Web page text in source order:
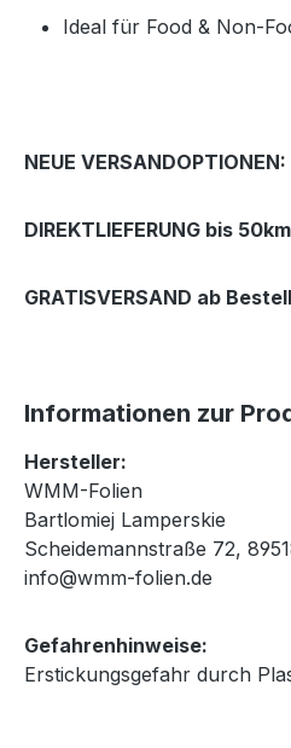
Ideal für Food &
NEUE VERSANDOPTIONEN:
DIREKTLIEFERUNG bis
GRATISVERSAND ab
Informationen zur
Hersteller:
WMM-Folien
Bartlomiej Lamperskie
Scheidemannstraße 72,
info@wmm-folien.de
Gefahrenhinweise:
Erstickungsgefahr durch